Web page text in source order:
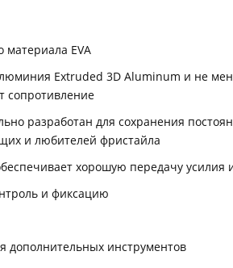
EVA
Extruded 3D Aluminum и не
сопротивление
разработан для сохранения
и любителей фристайла
хорошую передачу усилия
и фиксацию
дополнительных инструментов